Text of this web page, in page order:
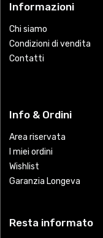
Informazioni
Chi siamo
Condizioni di vendita
Contatti
Info & Ordini
Area riservata
I miei ordini
Wishlist
Garanzia Longeva
Resta informato